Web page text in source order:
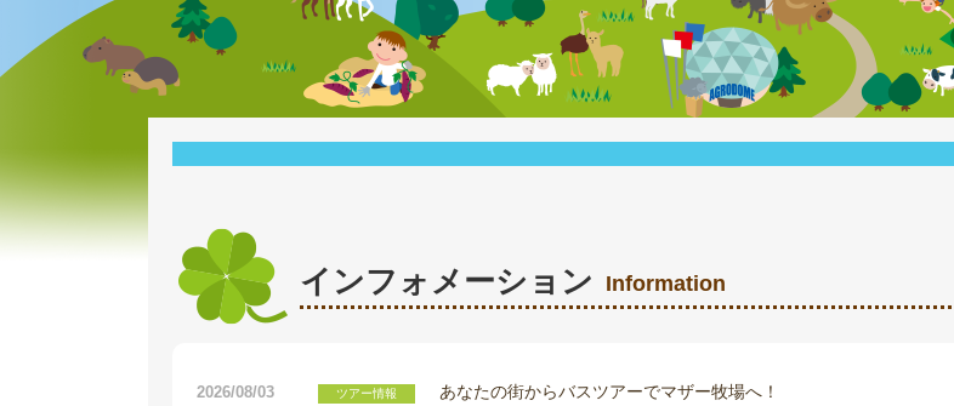
インフォメーション Information
2026/08/03 ツアー情報 あなたの街からバスツアーでマザー牧場へ！